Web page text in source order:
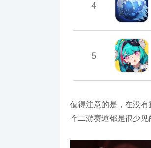
值得注意的是，在没
个二游赛道都是很少见